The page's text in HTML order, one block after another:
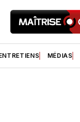
MÉDIAS